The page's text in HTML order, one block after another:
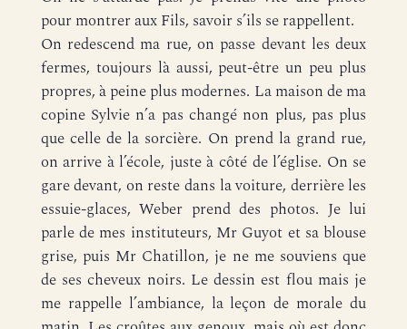
pour montrer aux Fils, savoir s’ils se rappellent.
On redescend ma rue, on passe devant les deux
fermes, toujours là aussi, peut-être un peu plus
propres, à peine plus modernes. La maison de ma
copine Sylvie n’a pas changé non plus, pas plus
que celle de la sorcière. On prend la grand rue,
on arrive à l’école, juste à côté de l’église. On se
gare devant, on reste dans la voiture, derrière les
essuie-glaces, Weber prend des photos. Je lui
parle de mes instituteurs, Mr Guyot et sa blouse
grise, puis Mr Chatillon, je ne me souviens que
de ses cheveux noirs. Le dessin est flou mais je
me rappelle l’ambiance, la leçon de morale du